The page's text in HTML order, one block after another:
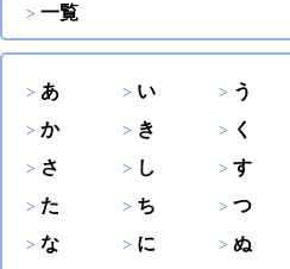
一覧
あ い う
か
き く
さ
し す
た
ち つ
な
に ぬ